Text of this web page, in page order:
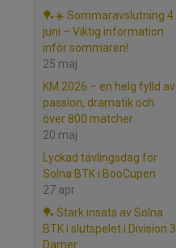
🏓☀️ Sommaravslutning 4
juni – Viktig information
inför sommaren!
25 maj
KM 2026 – en helg fylld av
passion, dramatik och
över 800 matcher
20 maj
Lyckad tävlingsdag för
Solna BTK i BooCupen
27 apr
🏓 Stark insats av Solna
BTK i slutspelet i Division 3
Damer